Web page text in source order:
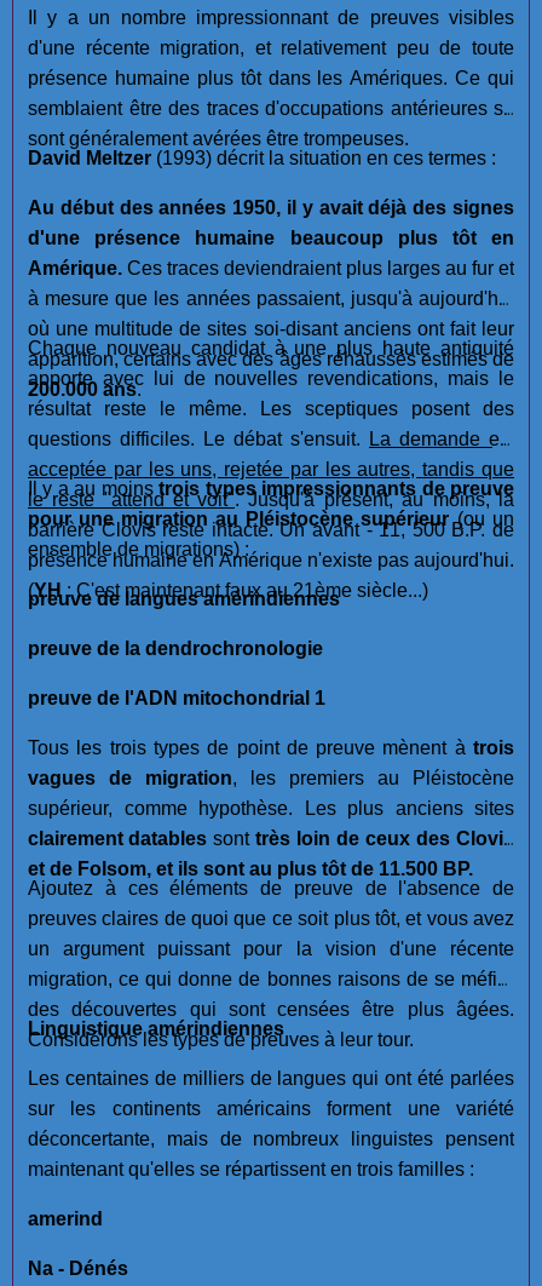
Il y a un nombre impressionnant de preuves visibles
d'une récente migration, et relativement peu de toute
présence humaine plus tôt dans les Amériques. Ce qui
semblaient être des traces d'occupations antérieures se
sont généralement avérées être trompeuses.
David Meltzer (1993) décrit la situation en ces termes :
Au début des années 1950, il y avait déjà des signes
d'une présence humaine beaucoup plus tôt en
Amérique. Ces traces deviendraient plus larges au fur et
à mesure que les années passaient, jusqu'à aujourd'hui
où une multitude de sites soi-disant anciens ont fait leur
apparition, certains avec des âges réhaussés estimés de
200.000 ans.
Chaque nouveau candidat à une plus haute antiquité
apporte avec lui de nouvelles revendications, mais le
résultat reste le même. Les sceptiques posent des
questions difficiles. Le débat s'ensuit.
La demande est
acceptée par les uns, rejetée par les autres, tandis que
le reste "attend et voit". Jusqu'à présent, au moins, la
barrière Clovis reste intacte. Un avant - 11, 500 B.P. de
présence humaine en Amérique n'existe pas aujourd'hui.
(YH: C'est maintenant faux au 21ème siècle...)
Il y a au moins trois types impressionnants de preuve
pour une migration au Pléistocène supérieur(ou un
ensemble de migrations) :
preuve de langues amérindiennes
preuve de la dendrochronologie
preuve de l'ADN mitochondrial 1
Tous les trois types de point de preuve mènent à trois
vagues de migration, les premiers au Pléistocène
supérieur, comme hypothèse. Les plus anciens sites
clairement datables sont très loin de ceux des Clovis
et de Folsom, et ils sont au plus tôt de 11.500 BP.
Ajoutez à ces éléments de preuve de l'absence de
preuves claires de quoi que ce soit plus tôt, et vous avez
un argument puissant pour la vision d'une récente
migration, ce qui donne de bonnes raisons de se méfier
des découvertes qui sont censées être plus âgées.
Considérons les types de preuves à leur tour.
Linguistique amérindiennes
Les centaines de milliers de langues qui ont été parlées
sur les continents américains forment une variété
déconcertante, mais de nombreux linguistes pensent
maintenant qu'elles se répartissent en trois familles :
amerind
Na - Dénés